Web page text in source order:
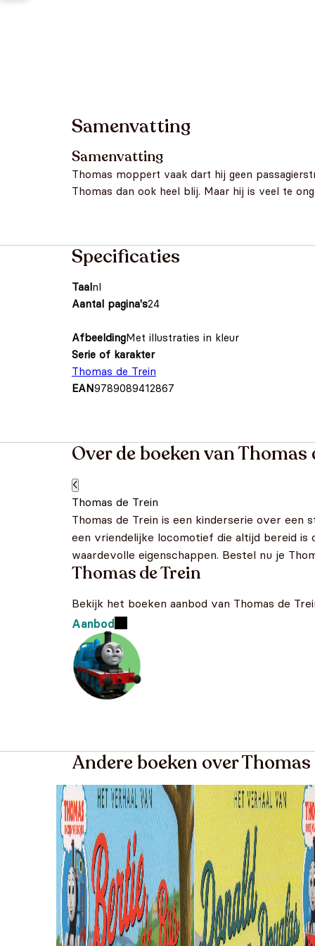
Samenvatting
Samenvatting
Thomas moppert vaak dart hij geen
Thomas dan ook heel blij. Maar hij is veel te
Specificaties
Taalnl
Aantal pagina's24
AfbeeldingMet illustraties in kleur
Serie of karakter
Thomas de Trein
EAN9789089412867
Over de boeken van Thomas
Thomas de Trein
Thomas de Trein is een kinderserie over
een vriendelijke locomotief die altijd bereid
waardevolle eigenschappen. Bestel nu je
Thomas de Trein
Bekijk het boeken aanbod van Thomas de
Aanbod
Andere boeken over Thomas